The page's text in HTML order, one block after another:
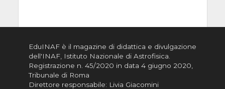
EduINAF è il magazine di didattica e divulgazione
dell'INAF, Istituto Nazionale di Astrofisica
Registrazione n. 45/2020 in data 4 giugno 2020,
Tribunale di Roma
Direttore responsabile: Livia Giacomini